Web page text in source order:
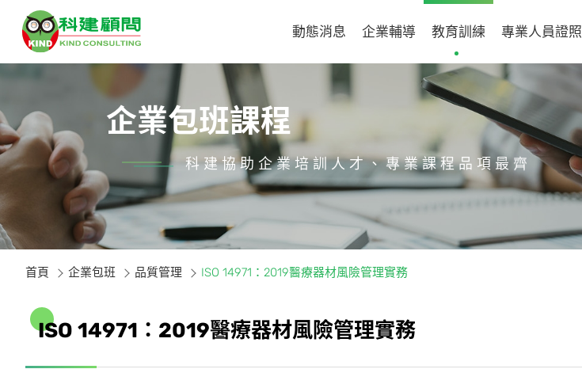
動態消息 企業輔導 教育訓練 專業人員證照
企業包班課程
科建協助企業培訓人才、專業課程品項最齊
首頁 企業包班 品質管理 ISO 14971：2019醫療器材風險管理實務
ISO 14971 ： 2019醫療器材風險管理實務